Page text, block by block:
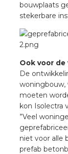
bouwplaats
stekerbare
Ook voor
De
woningbouw,
moeten
kon Isolectra
”Veel
niet voor alle
prefab
Academy